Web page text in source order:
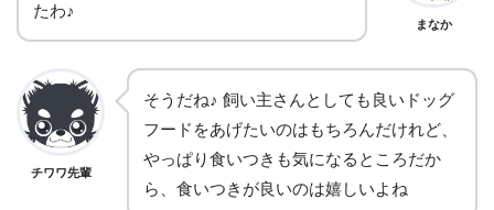
たわ♪
まなか
チワワ先輩
そうだね♪ 飼い主さんとしても良いドッグ
フードをあげたいのはもちろんだけれど、
やっぱり食いつきも気になるところだか
ら、食いつきが良いのは嬉しいよね